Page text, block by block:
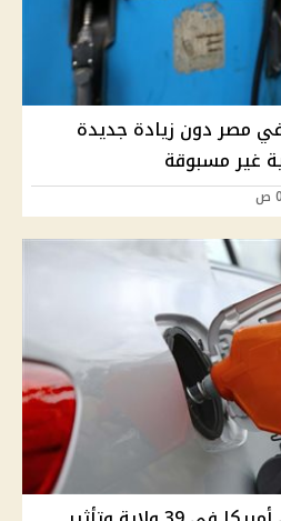
في مصر دون زيادة جديدة
غير مسبوقة